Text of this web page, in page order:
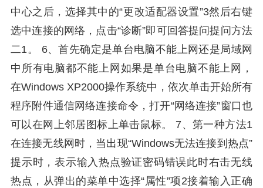
中心之后，选择其中的“更改适配器设置”3然后右键
选中连接的网络，点击“诊断”即可回答提问提问方法
二1。 6、首先确定是单台电脑不能上网还是局域网
中所有电脑都不能上网如果是单台电脑不能上网，
在Windows XP2000操作系统中，依次单击开始所有
程序附件通信网络连接命令，打开“网络连接”窗口也
可以在网上邻居图标上单击鼠标。 7、第一种方法1
在连接无线网时，当出现“Windows无法连接到热点”
提示时，表示输入热点验证密码错误此时右击无线
热点，从弹出的菜单中选择“属性”项2接着输入正确